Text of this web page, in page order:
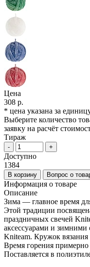
Цена
308 р.
* цена указана за
Выберите количество
заявку на расчёт
Тираж
- +
Доступно
1384
В корзину Вопрос о
Информация о товаре
Описание
Зима — главное время
Этой традиции
праздничных свечей
аксессуарами и зимними
Kniteam. Кружок вязания
Время горения примерно
Поставляется в